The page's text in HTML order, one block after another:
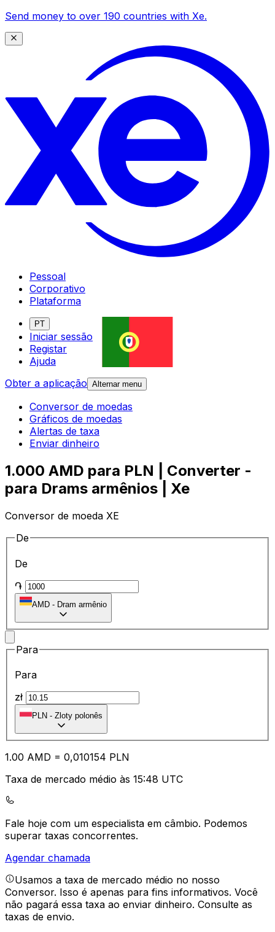
Send money to over 190 countries with Xe.
Pessoal
Corporativo
Plataforma
PT
Iniciar sessão
Registar
Ajuda
Obter a aplicação Alternar menu
Conversor de moedas
Gráficos de moedas
Alertas de taxa
Enviar dinheiro
1.000 AMD para PLN | Converter -
para Drams armênios | Xe
Conversor de moeda XE
De
De
֏
AMD - Dram armênio
Para
Para
zł
PLN - Zloty polonês
1.00 AMD = 0,010154 PLN
Taxa de mercado médio às 15:48 UTC
Fale hoje com um especialista em câmbio. Podemos
superar taxas concorrentes.
Agendar chamada
Usamos a taxa de mercado médio no nosso
Conversor. Isso é apenas para fins informativos. Você
não pagará essa taxa ao enviar dinheiro. Consulte as
taxas de envio.